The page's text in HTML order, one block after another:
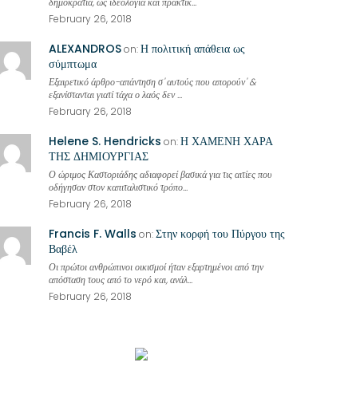
February 26, 2018
ALEXANDROSon:Η πολιτική απάθεια ως
σύμπτωμα
Εξαιρετικό άρθρο-απάντηση σ' αυτούς που απορούν' &
εξανίστανται γιατί τάχα ο λαός δεν ...
February 26, 2018
Helene S. Hendricks on:Η ΧΑΜΕΝΗ ΧΑΡΑ
ΤΗΣ ΔΗΜΙΟΥΡΓΙΑΣ
Ο ώριμος Καστοριάδης αδιαφορεί βασικά για τις αιτίες που
οδήγησαν στον καπιταλιστικό τρόπο...
February 26, 2018
Francis F. Walls on:Στην κορφή του Πύργου της
Βαβέλ
Οι πρώτοι ανθρώπινοι οικισμοί ήταν εξαρτημένοι από την
απόσταση τους από το νερό και, ανάλ...
February 26, 2018